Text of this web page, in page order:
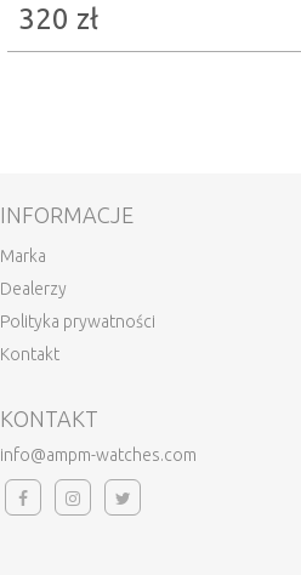
320 zł
INFORMACJE
Marka
Dealerzy
Polityka prywatności
Kontakt
KONTAKT
info@ampm-watches.com